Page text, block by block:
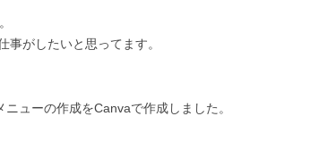
がしたいと思ってます。
ューの作成をCanvaで作成しました。